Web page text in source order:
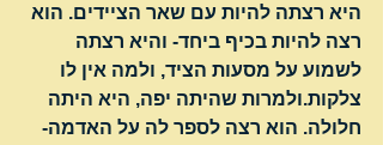
היא רצתה להיות עם שאר הציידים. הוא
רצה להיות בכיף ביחד- והיא רצתה
לשמוע על מסעות הציד, ולמה אין לו
צלקות.ולמרות שהיתה יפה, היא היתה
חלולה. הוא רצה לספר לה על האדמה-